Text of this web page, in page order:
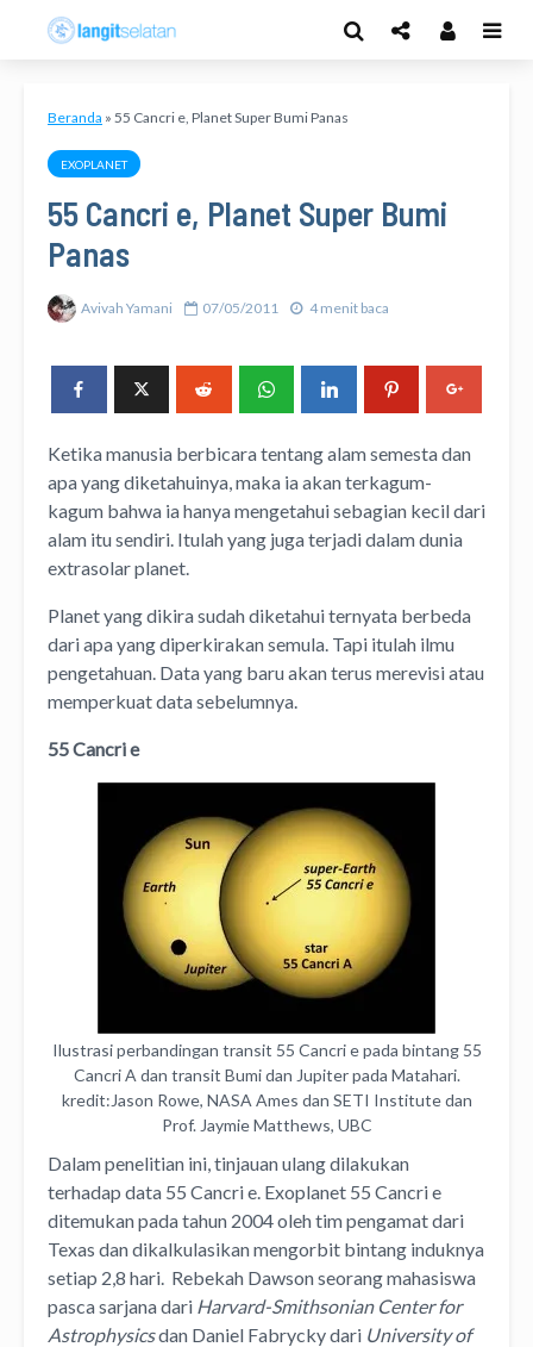
Beranda » 55 Cancri e, Planet Super Bumi Panas
EXOPLANET
55 Cancri e, Planet Super Bumi
Panas
Avivah Yamani 07/05/2011 4 menit baca
Ketika manusia berbicara tentang alam semesta dan
apa yang diketahuinya, maka ia akan terkagum-
kagum bahwa ia hanya mengetahui sebagian kecil dari
alam itu sendiri. Itulah yang juga terjadi dalam dunia
extrasolar planet.
Planet yang dikira sudah diketahui ternyata berbeda
dari apa yang diperkirakan semula. Tapi itulah ilmu
pengetahuan. Data yang baru akan terus merevisi atau
memperkuat data sebelumnya.
55 Cancri e
Ilustrasi perbandingan transit 55 Cancri e pada bintang 55
Cancri A dan transit Bumi dan Jupiter pada Matahari.
kredit:Jason Rowe, NASA Ames dan SETI Institute dan
Prof. Jaymie Matthews, UBC
Dalam penelitian ini, tinjauan ulang dilakukan
terhadap data 55 Cancri e. Exoplanet 55 Cancri e
ditemukan pada tahun 2004 oleh tim pengamat dari
Texas dan dikalkulasikan mengorbit bintang induknya
setiap 2,8 hari. Rebekah Dawson seorang mahasiswa
pasca sarjana dari Harvard-Smithsonian Center for
Astrophysicsdan Daniel Fabrycky dari University of